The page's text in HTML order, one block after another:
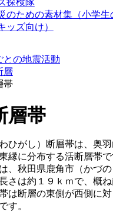
探検隊
のための素材集（小学生
ッズ向け）
との地震活動
層
帯
層帯
ひがし）断層帯は、奥
縁に分布する活断層帯で
、秋田県鹿角市（かづ
さは約１９ｋｍで、概
は断層の東側が西側に
す。